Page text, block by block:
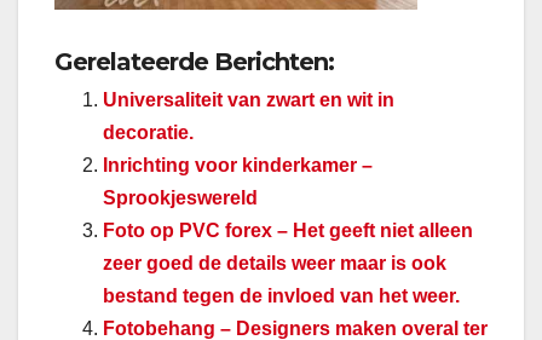
Gerelateerde Berichten:
Universaliteit van zwart en wit in
decoratie.
Inrichting voor kinderkamer –
Sprookjeswereld
Foto op PVC forex – Het geeft niet alleen
zeer goed de details weer maar is ook
bestand tegen de invloed van het weer.
Fotobehang – Designers maken overal ter